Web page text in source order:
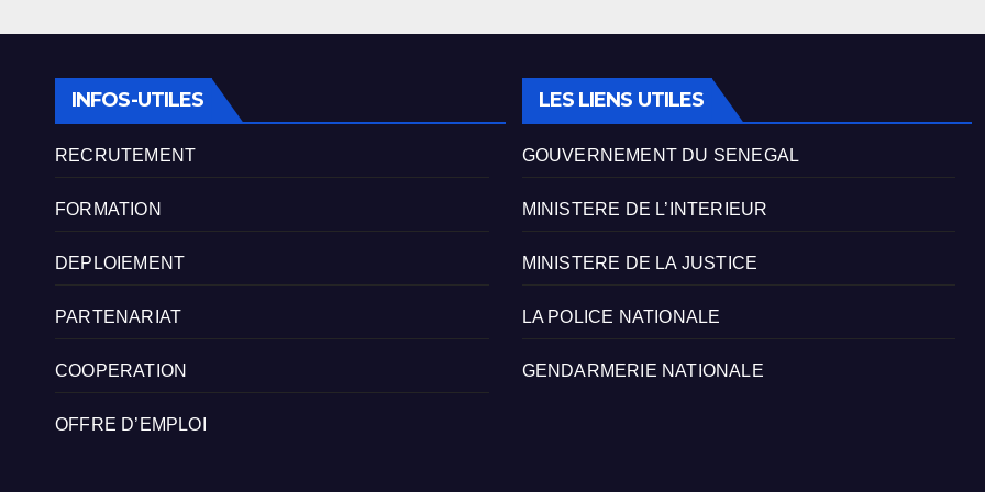
INFOS-UTILES
RECRUTEMENT
FORMATION
DEPLOIEMENT
PARTENARIAT
COOPERATION
OFFRE D’EMPLOI
LES LIENS UTILES
GOUVERNEMENT DU SENEGAL
MINISTERE DE L’INTERIEUR
MINISTERE DE LA JUSTICE
LA POLICE NATIONALE
GENDARMERIE NATIONALE